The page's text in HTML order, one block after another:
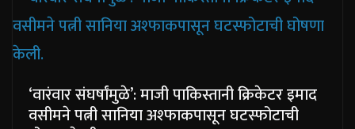
‘वारंवार संघर्षांमुळे’: माजी पाकिस्तानी क्रिकेटर इमाद
वसीमने पत्नी सानिया अश्फाकपासून घटस्फोटाची